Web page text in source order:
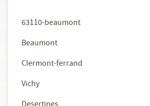
63110-beaumont
Beaumont
Clermont-ferrand
Vichy